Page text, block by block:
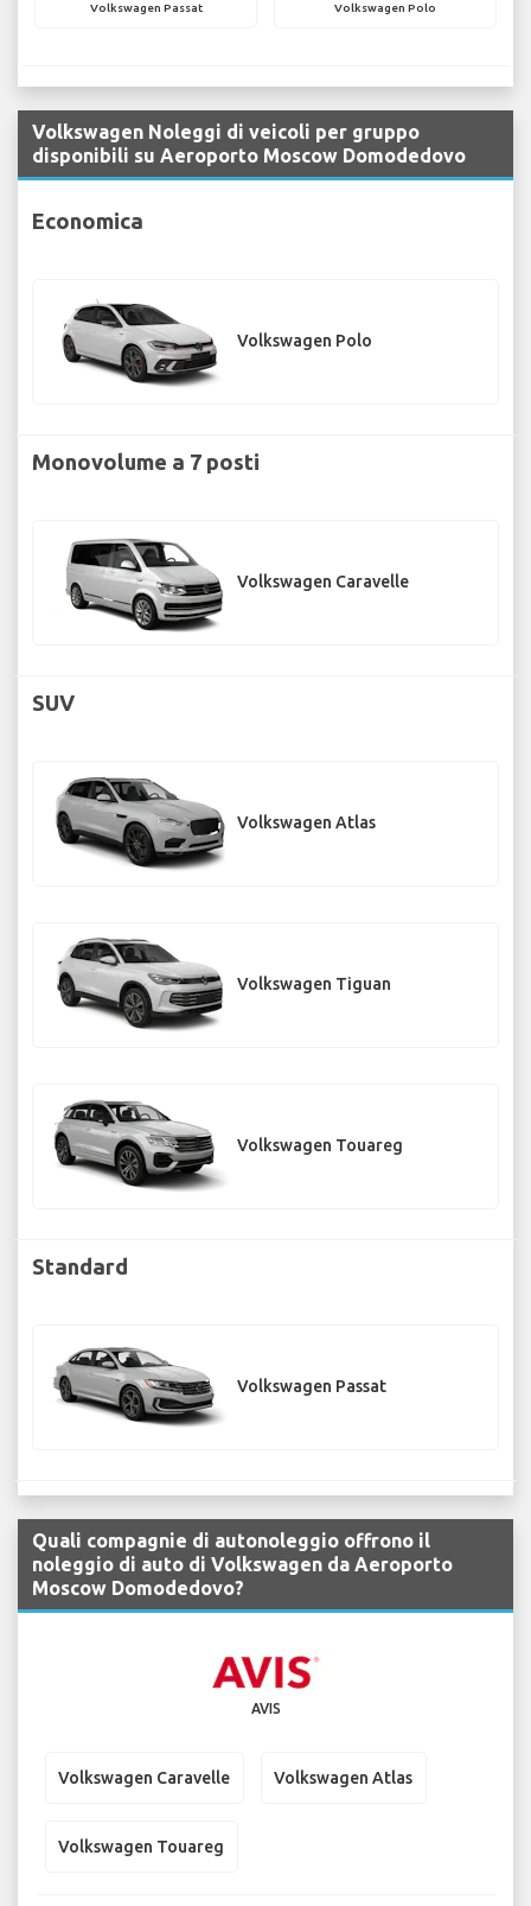
Volkswagen Passat Volkswagen Polo
Volkswagen Noleggi di veicoli per gruppo
disponibili su Aeroporto Moscow Domodedovo
Economica
Volkswagen Polo
Monovolume a 7 posti
Volkswagen Caravelle
SUV
Volkswagen Atlas
Volkswagen Tiguan
Volkswagen Touareg
Standard
Volkswagen Passat
Quali compagnie di autonoleggio offrono il
noleggio di auto di Volkswagen da Aeroporto
Moscow Domodedovo?
AVIS
Volkswagen Caravelle Volkswagen Atlas
Volkswagen Touareg